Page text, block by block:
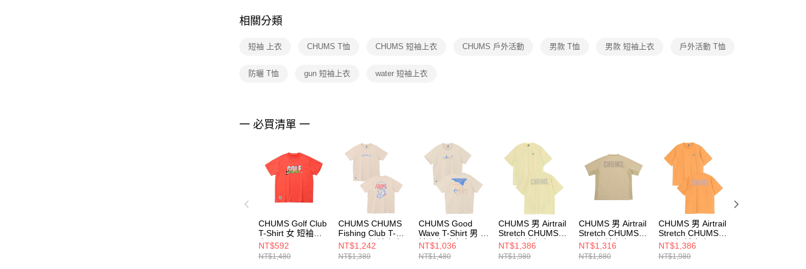
交易，需依本服務之必要範圍內提供個人資料，並將交易相關給付款項請
結果請求用戶進行身份認證。
５．嚴禁一人註冊多個帳號或使用他人資訊註冊。若發現惡意使用之情
形，恩沛科技股份有限公司將有權停止該用戶之使用額度並採取法律行
動。
相關分類
短袖 上衣 CHUMS T恤 CHUMS 短袖上衣 CHUMS 戶外活動 男款 T恤 男款 短袖上衣 戶外活動 T恤
防曬 T恤 gun 短袖上衣 water 短袖上衣
一 必買清單 一
CHUMS Golf Club
T-Shirt 女 短袖上
衣
CH112195R115
NT$592
NT$1,480
CHUMS CHUMS
Fishing Club T-
Shirt 男 短袖上衣
米灰色
CH012753G057
NT$1,242
NT$1,380
CHUMS Good
Wave T-Shirt 男 短
袖上衣 米灰色
CH012787G057
NT$1,036
NT$1,480
CHUMS 男 Airtrail
Stretch CHUMS T-
Shirt短袖上衣
CH012580Y074
NT$1,386
NT$1,980
CHUMS 男 Airtrail
Stretch CHUMS T-
Shirt短袖上衣
CH012344B001
NT$1,316
NT$1,880
CHUMS 男 Airtrail
Stretch CHUMS T-
Shirt短袖上衣
CH012580D001
NT$1,386
NT$1,980